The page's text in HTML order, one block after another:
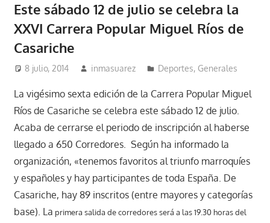
Este sábado 12 de julio se celebra la
XXVI Carrera Popular Miguel Ríos de
Casariche
8 julio, 2014 inmasuarez Deportes, Generales
La vigésimo sexta edición de la Carrera Popular Miguel
Ríos de Casariche se celebra este sábado 12 de julio.
Acaba de cerrarse el periodo de inscripción al haberse
llegado a 650 Corredores. Según ha informado la
organización, «tenemos favoritos al triunfo marroquíes
y españoles y hay participantes de toda España. De
Casariche, hay 89 inscritos (entre mayores y categorías
base). La primera salida de corredores será a las 19.30 horas del